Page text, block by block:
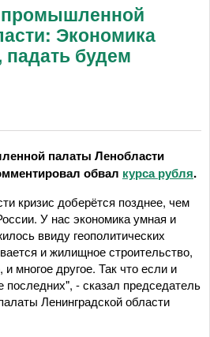
промышленной
Экономика
падать будем
палаты Ленобласти
обвал курса рубля.
кризис доберётся позднее, чем
У нас экономика умная и
ввиду геополитических
и жилищное строительство,
многое другое. Так что если и
последних", - сказал председатель
Ленинградской области